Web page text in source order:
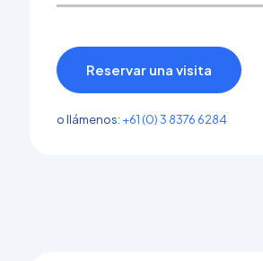
Reservar una visita
o llámenos: +61 (0) 3 8376 6284